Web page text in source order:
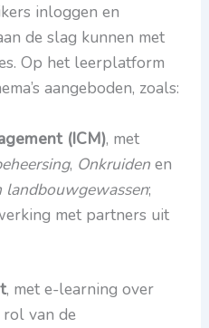
inloggen en
de slag kunnen met
Op het leerplatform
aangeboden, zoals:
(ICM), met
, Onkruidenen
landbouwgewassen;
met partners uit
, met e-learning over
van de